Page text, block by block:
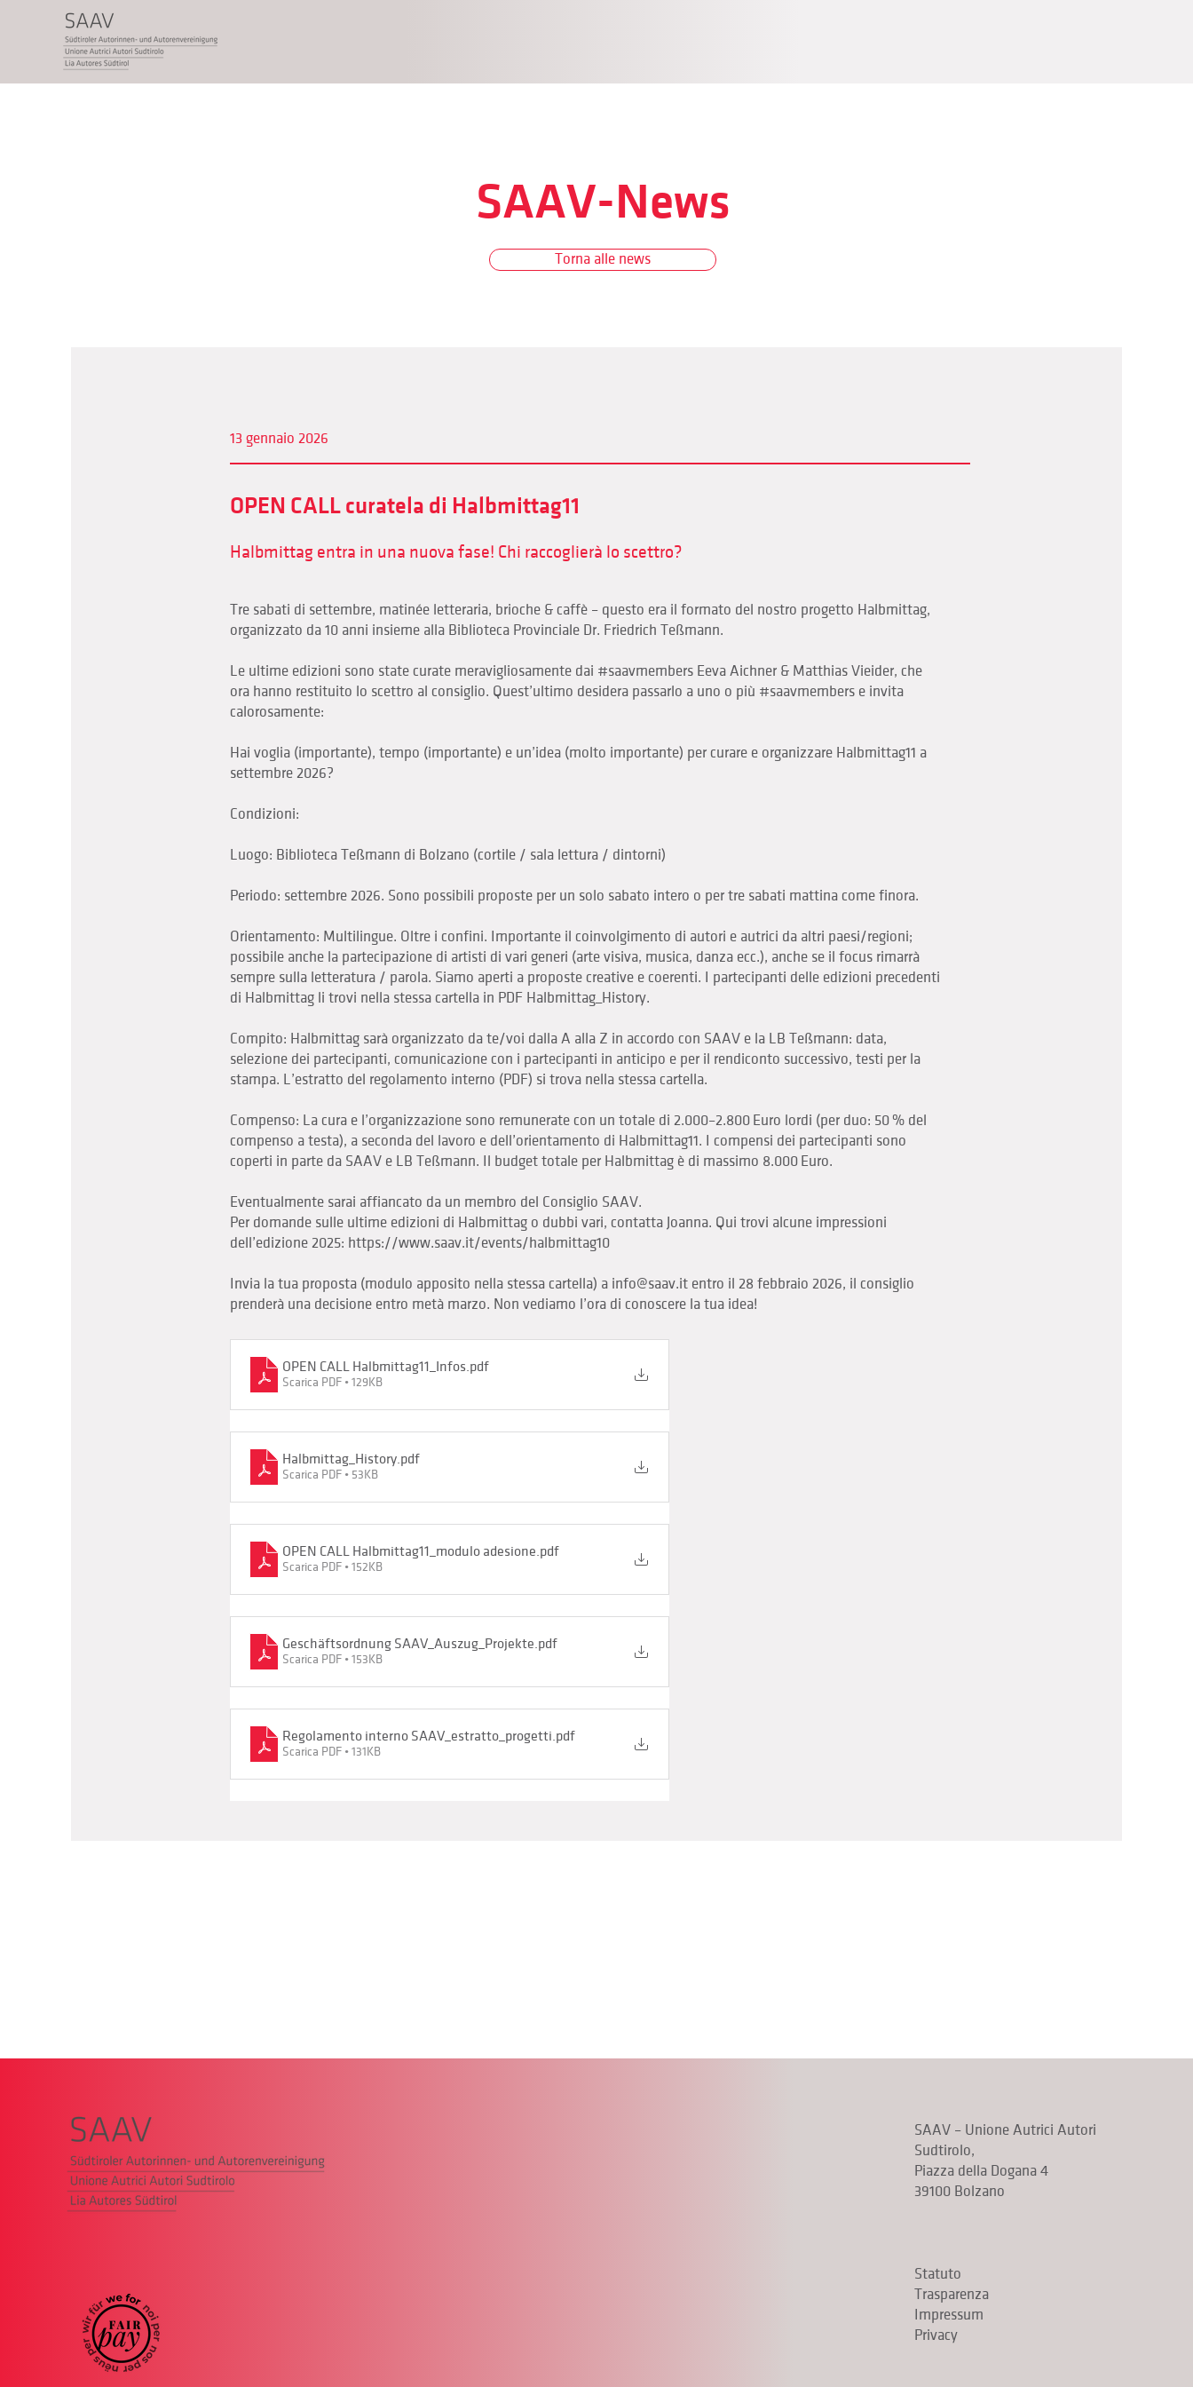
13 gennaio 2026
OPEN CALL curatela di Halbmittag11
Halbmittag entra in una nuova fase! Chi raccoglierà lo scettro?
Tre sabati di settembre, matinée letteraria, brioche & caffè – questo era il formato del nostro progetto Halbmittag,
organizzato da 10 anni insieme alla Biblioteca Provinciale Dr. Friedrich Teßmann.
Le ultime edizioni sono state curate meravigliosamente dai #saavmembers Eeva Aichner & Matthias Vieider, che
ora hanno restituito lo scettro al consiglio. Quest’ultimo desidera passarlo a uno o più #saavmembers e invita
calorosamente:
Hai voglia (importante), tempo (importante) e un’idea (molto importante) per curare e organizzare Halbmittag11 a
settembre 2026?
Condizioni:
Luogo: Biblioteca Teßmann di Bolzano (cortile / sala lettura / dintorni)
Periodo: settembre 2026. Sono possibili proposte per un solo sabato intero o per tre sabati mattina come finora.
Orientamento: Multilingue. Oltre i confini. Importante il coinvolgimento di autori e autrici da altri paesi/regioni;
possibile anche la partecipazione di artisti di vari generi (arte visiva, musica, danza ecc.), anche se il focus rimarrà
sempre sulla letteratura / parola. Siamo aperti a proposte creative e coerenti. I partecipanti delle edizioni precedenti
di Halbmittag li trovi nella stessa cartella in PDF Halbmittag_History.
Compito: Halbmittag sarà organizzato da te/voi dalla A alla Z in accordo con SAAV e la LB Teßmann: data,
selezione dei partecipanti, comunicazione con i partecipanti in anticipo e per il rendiconto successivo, testi per la
stampa. L’estratto del regolamento interno (PDF) si trova nella stessa cartella.
Compenso: La cura e l’organizzazione sono remunerate con un totale di 2.000–2.800 Euro lordi (per duo: 50 % del
compenso a testa), a seconda del lavoro e dell’orientamento di Halbmittag11. I compensi dei partecipanti sono
coperti in parte da SAAV e LB Teßmann. Il budget totale per Halbmittag è di massimo 8.000 Euro.
Eventualmente sarai affiancato da un membro del Consiglio SAAV.
Per domande sulle ultime edizioni di Halbmittag o dubbi vari, contatta Joanna. Qui trovi alcune impressioni
dell’edizione 2025: https://www.saav.it/events/halbmittag10
Invia la tua proposta (modulo apposito nella stessa cartella) a info@saav.it entro il 28 febbraio 2026, il consiglio
prenderà una decisione entro metà marzo. Non vediamo l’ora di conoscere la tua idea!
OPEN CALL Halbmittag11_Infos.pdf
Scarica PDF • 129KB
Halbmittag_History.pdf
Scarica PDF • 53KB
OPEN CALL Halbmittag11_modulo adesione.pdf
Scarica PDF • 152KB
Geschäftsordnung SAAV_Auszug_Projekte.pdf
Scarica PDF • 153KB
Regolamento interno SAAV_estratto_progetti.pdf
Scarica PDF • 131KB
SAAV-News
Torna alle news
SAAV – Unione Autrici Autori
Sudtirolo,
Piazza della Dogana 4
39100 Bolzano
Statuto
Trasparenza
Impressum
Privacy